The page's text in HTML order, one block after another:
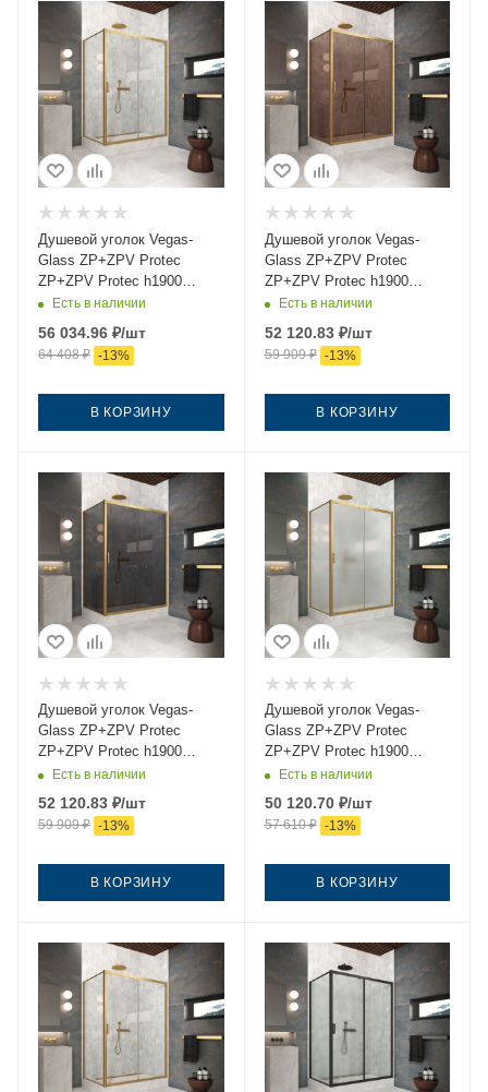
Душевой уголок Vegas-
Glass ZP+ZPV Protec
ZP+ZPV Protec h1900
105*70 03 crystalvision
профиль золото без
поддона
Есть в наличии
56 034.96 ₽/шт
64 408₽ -13%
В КОРЗИНУ
Душевой уголок Vegas-
Glass ZP+ZPV Protec
ZP+ZPV Protec h1900
105*70 03 05 105х70 стекло
золото без поддона
Есть в наличии
52 120.83₽/шт
59 909₽ -13%
В КОРЗИНУ
Душевой уголок Vegas-
Glass ZP+ZPV Protec
ZP+ZPV Protec h1900
105*70 03 07 105х70 стекло
тонированное профиль
золото без поддона
Есть в наличии
52 120.83 ₽/шт
59 909₽ -13%
В КОРЗИНУ
Душевой уголок Vegas-
Glass ZP+ZPV Protec
ZP+ZPV Protec h1900
105*70 03 10 105х70 стекло
матовое профиль золото
без поддона
Есть в наличии
50 120.70₽/шт
57 610₽ -13%
В КОРЗИНУ